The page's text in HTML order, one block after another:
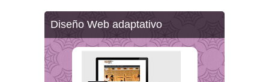
Diseño Web adaptativo